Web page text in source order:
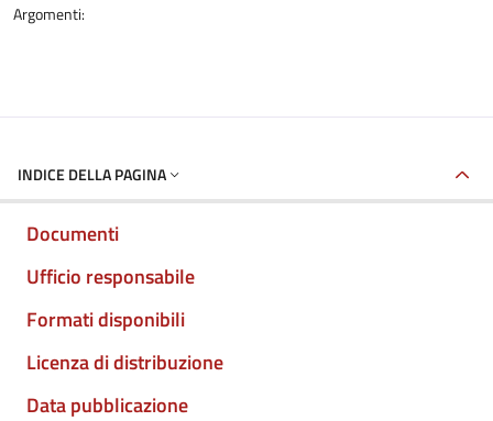
Argomenti:
INDICE DELLA PAGINA
Documenti
Ufficio responsabile
Formati disponibili
Licenza di distribuzione
Data pubblicazione